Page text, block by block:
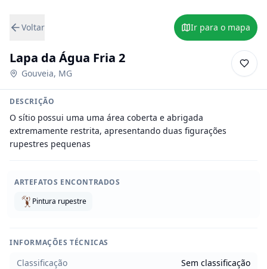
Voltar Ir para o mapa
Lapa da Água Fria 2
Gouveia, MG
DESCRIÇÃO
O sítio possui uma uma área coberta e abrigada
extremamente restrita, apresentando duas figurações
rupestres pequenas
ARTEFATOS ENCONTRADOS
Pintura rupestre
INFORMAÇÕES TÉCNICAS
Classificação Sem classificação